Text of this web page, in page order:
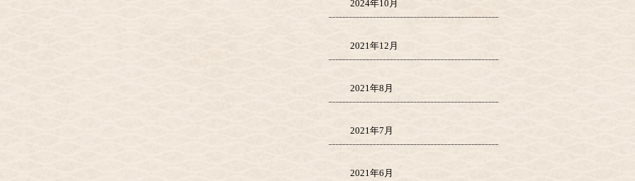
2024年10月
2021年12月
2021年8月
2021年7月
2021年6月